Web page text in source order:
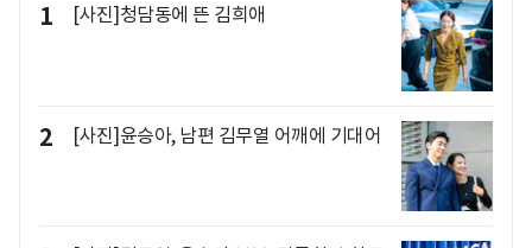
1 [사진]청담동에 뜬 김희애
2 [사진]윤승아, 남편 김무열 어깨에 기대어